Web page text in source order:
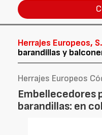
Herrajes Europeos,
barandillas y
Herrajes Europeos
Embellecedores
barandillas: en